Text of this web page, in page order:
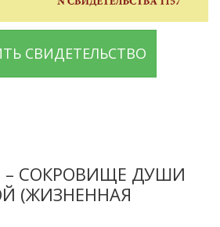
СВИДЕТЕЛЬСТВО
СОКРОВИЩЕ ДУШИ
(ЖИЗНЕННАЯ